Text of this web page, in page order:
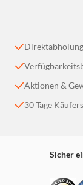
Aktionen &
30 Tage
Sicher